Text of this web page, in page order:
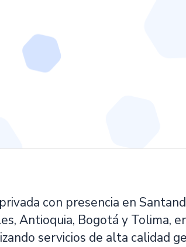
con presencia en
Antioquia, Bogotá y Tolima,
servicios de alta calidad